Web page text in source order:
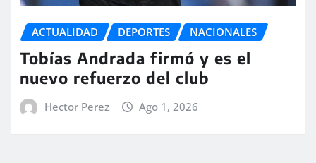
ACTUALIDAD DEPORTES NACIONALES
Tobías Andrada firmó y es el
nuevo refuerzo del club
Hector Perez Ago 1, 2026